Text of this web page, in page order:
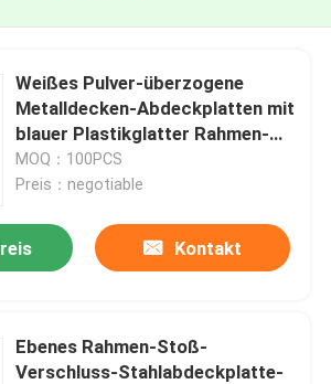
Weißes Pulver-überzogene
Metalldecken-Abdeckplatten mit
blauer Plastikglatter Rahmen-
SchlüsselFalltür
MOQ：100PCS
Preis：negotiable
Kontakt
Ebenes Rahmen-Stoß-
Verschluss-Stahlabdeckplatte-